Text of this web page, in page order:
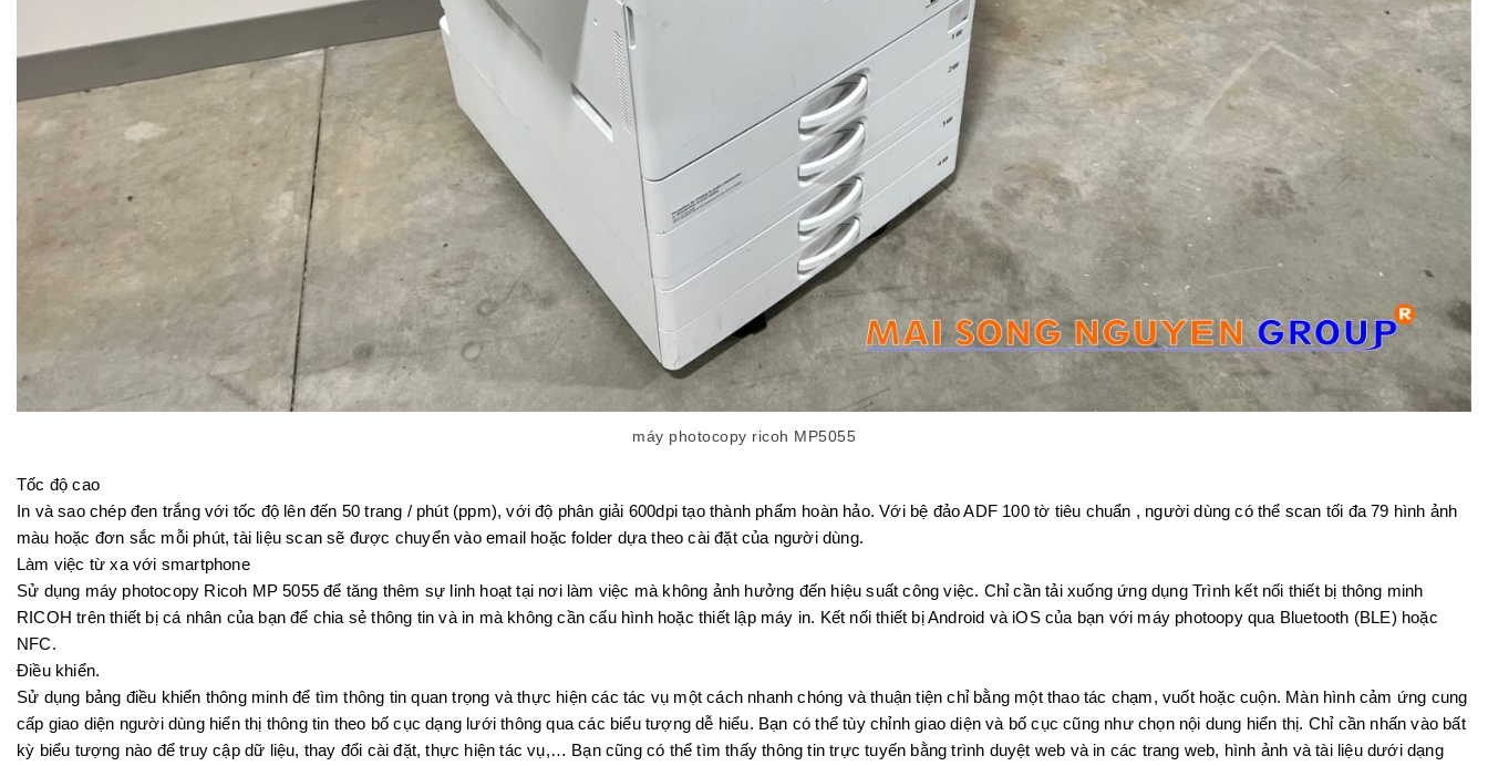
máy photocopy ricoh MP5055
Tốc độ cao
In và sao chép đen trắng với tốc độ lên đến 50 trang / phút (ppm), với độ phân giải 600dpi tạo thành phẩm hoàn hảo. Với bệ đảo ADF 100 tờ tiêu chuẩn , người dùng có thể scan tối đa 79 hình ảnh
màu hoặc đơn sắc mỗi phút, tài liệu scan sẽ được chuyển vào email hoặc folder dựa theo cài đặt của người dùng.
Làm việc từ xa với smartphone
Sử dụng máy photocopy Ricoh MP 5055 để tăng thêm sự linh hoạt tại nơi làm việc mà không ảnh hưởng đến hiệu suất công việc. Chỉ cần tải xuống ứng dụng Trình kết nối thiết bị thông minh
RICOH trên thiết bị cá nhân của bạn để chia sẻ thông tin và in mà không cần cấu hình hoặc thiết lập máy in. Kết nối thiết bị Android và iOS của bạn với máy photoopy qua Bluetooth (BLE) hoặc
NFC.
Điều khiển.
Sử dụng bảng điều khiển thông minh để tìm thông tin quan trọng và thực hiện các tác vụ một cách nhanh chóng và thuận tiện chỉ bằng một thao tác chạm, vuốt hoặc cuộn. Màn hình cảm ứng cung
cấp giao diện người dùng hiển thị thông tin theo bố cục dạng lưới thông qua các biểu tượng dễ hiểu. Bạn có thể tùy chỉnh giao diện và bố cục cũng như chọn nội dung hiển thị. Chỉ cần nhấn vào bất
kỳ biểu tượng nào để truy cập dữ liệu, thay đổi cài đặt, thực hiện tác vụ,… Bạn cũng có thể tìm thấy thông tin trực tuyến bằng trình duyệt web và in các trang web, hình ảnh và tài liệu dưới dạng